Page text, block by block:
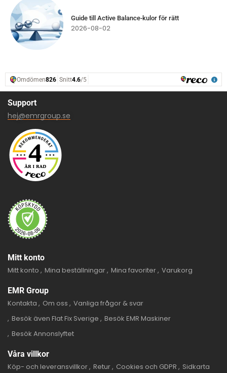
Guide till Active Balance-kulor för rätt
2026-08-02
Support
hej@emrgroup.se
Mitt konto
Mitt konto
Mina beställningar Mina favoriter Varukorg
EMR Group
Kontakta
Om oss
Vanliga frågor & svar
Besök även Flat Fix Sverige
Besök EMR Maskiner
Besök Annonslyftet
Våra villkor
Köp- och leveransvillkor Retur Cookies och GDPR
Sidkarta